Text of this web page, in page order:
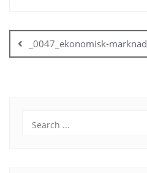
_0047_ekonomisk-marknad